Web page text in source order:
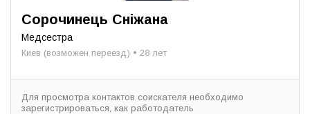
Сорочинець Сніжана
Медсестра
Киев (возможен переезд) • 28 лет
Для просмотра контактов соискателя необходимо
зарегистрироваться, как работодатель